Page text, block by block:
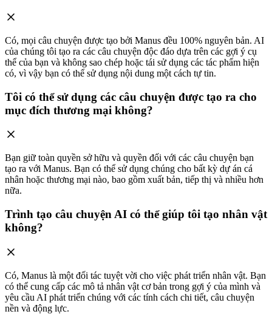
Có, mọi câu chuyện được tạo bởi Manus đều 100% nguyên bản. AI
của chúng tôi tạo ra các câu chuyện độc đáo dựa trên các gợi ý cụ
thể của bạn và không sao chép hoặc tái sử dụng các tác phẩm hiện
có, vì vậy bạn có thể sử dụng nội dung một cách tự tin.
Tôi có thể sử dụng các câu chuyện được tạo ra cho
mục đích thương mại không?
Bạn giữ toàn quyền sở hữu và quyền đối với các câu chuyện bạn
tạo ra với Manus. Bạn có thể sử dụng chúng cho bất kỳ dự án cá
nhân hoặc thương mại nào, bao gồm xuất bản, tiếp thị và nhiều hơn
nữa.
Trình tạo câu chuyện AI có thể giúp tôi tạo nhân vật
không?
Có, Manus là một đối tác tuyệt vời cho việc phát triển nhân vật. Bạn
có thể cung cấp các mô tả nhân vật cơ bản trong gợi ý của mình và
yêu cầu AI phát triển chúng với các tính cách chi tiết, câu chuyện
nền và động lực.